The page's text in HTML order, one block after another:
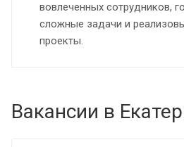
вовлеченных сотрудников,
сложные задачи и
проекты.
Вакансии в